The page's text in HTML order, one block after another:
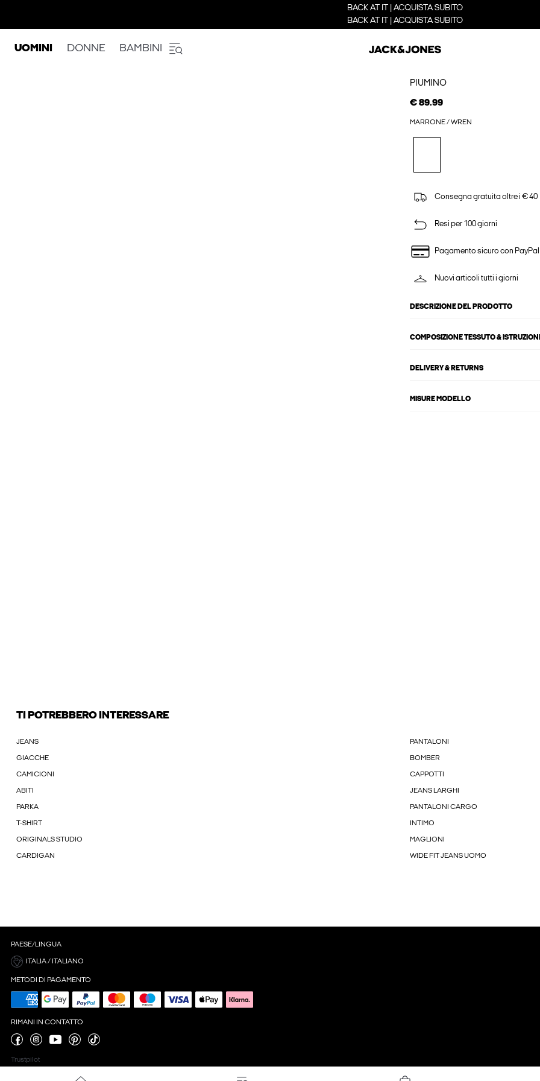
BACK AT IT | ACQUISTA SUBITO
BACK AT IT | ACQUISTA SUBITO
UOMINI DONNE BAMBINI
PIUMINO
€ 89.99
MARRONE / WREN
Consegna gratuita oltre i € 40
Resi per 100 giorni
Pagamento sicuro con PayPal
Nuovi articoli tutti i giorni
DESCRIZIONE DEL PRODOTTO
COMPOSIZIONE TESSUTO &
DELIVERY & RETURNS
MISURE MODELLO
TI POTREBBERO INTERESSARE
JEANS PANTALONI
GIACCHE BOMBER
CAMICIONI CAPPOTTI
ABITI JEANS LARGHI
PARKA PANTALONI CARGO
T-SHIRT INTIMO
ORIGINALS STUDIO MAGLIONI
CARDIGAN WIDE FIT JEANS UOMO
PAESE/LINGUA
ITALIA / ITALIANO
METODI DI PAGAMENTO
RIMANI IN CONTATTO
Trustpilot